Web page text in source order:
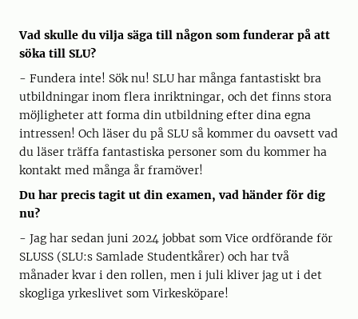
Vad skulle du vilja säga till någon som funderar på att
söka till SLU?
- Fundera inte! Sök nu! SLU har många fantastiskt bra
utbildningar inom flera inriktningar, och det finns stora
möjligheter att forma din utbildning efter dina egna
intressen! Och läser du på SLU så kommer du oavsett vad
du läser träffa fantastiska personer som du kommer ha
kontakt med många år framöver!
Du har precis tagit ut din examen, vad händer för dig
nu?
- Jag har sedan juni 2024 jobbat som Vice ordförande för
SLUSS (SLU:s Samlade Studentkårer) och har två
månader kvar i den rollen, men i juli kliver jag ut i det
skogliga yrkeslivet som Virkesköpare!